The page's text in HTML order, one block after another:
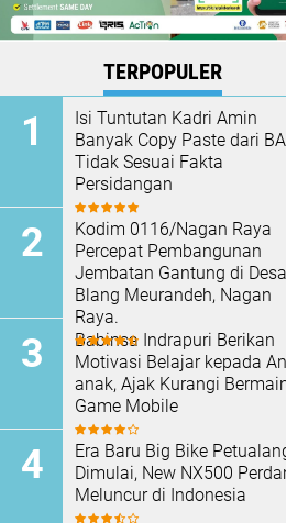
TERPOPULER
Isi Tuntutan Kadri Amin
Banyak Copy Paste dari
Tidak Sesuai Fakta
Persidangan
Kodim 0116/Nagan Raya
Percepat Pembangunan
Jembatan Gantung di Desa
Blang Meurandeh, Nagan
Raya.
Babinsa Indrapuri Berikan
Motivasi Belajar kepada
anak, Ajak Kurangi
Game Mobile
Era Baru Big Bike
Dimulai, New NX500
Meluncur di Indonesia